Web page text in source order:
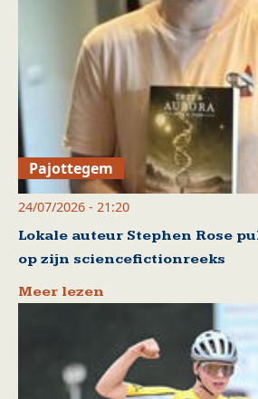
Pajottegem
24/07/2026 - 21:20
Lokale auteur Stephen Rose
op zijn sciencefictionreeks
Meer lezen